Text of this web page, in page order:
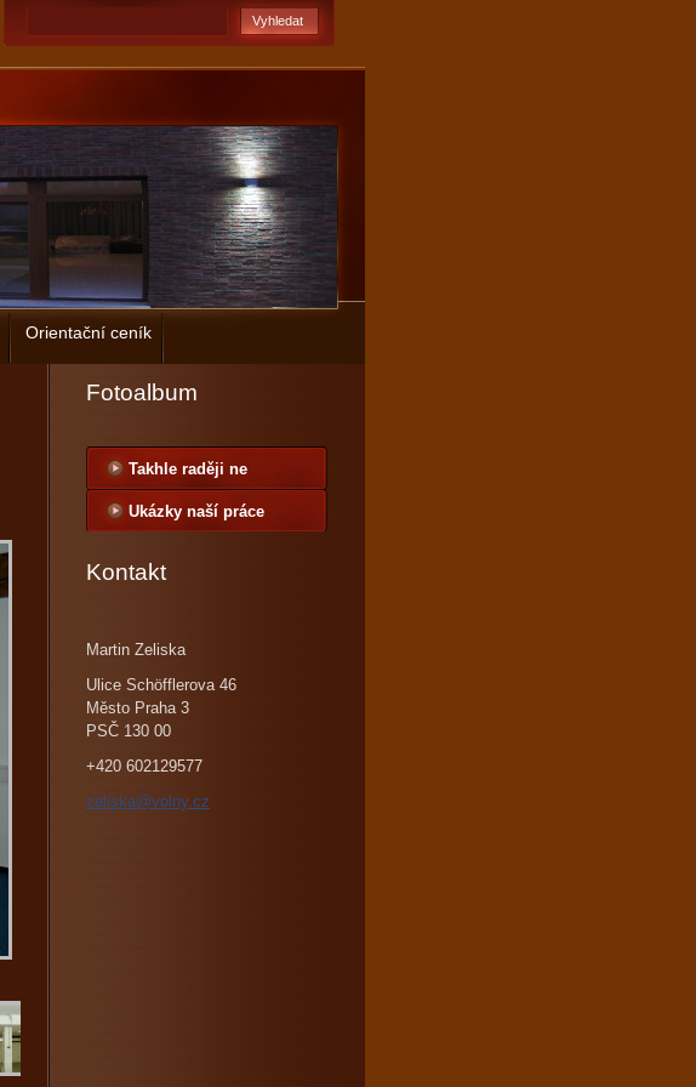
Orientační ceník
Fotoalbum
Takhle raději ne
Ukázky naší práce
Kontakt
Martin Zeliska
Ulice Schöfflerova 46
Město Praha 3
PSČ 130 00
+420 602129577
zeliska@volny.cz